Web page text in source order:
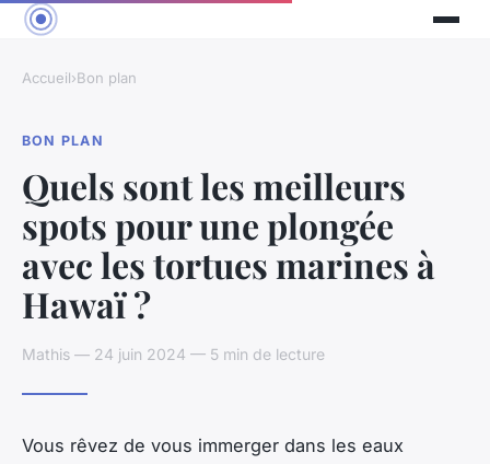
Accueil›Bon plan
BON PLAN
Quels sont les meilleurs
spots pour une plongée
avec les tortues marines à
Hawaï ?
Mathis — 24 juin 2024 — 5 min de lecture
Vous rêvez de vous immerger dans les eaux